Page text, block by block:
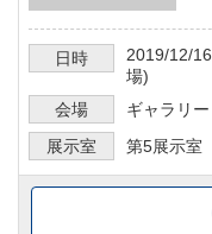
日時 2019/12/16
場)
会場
ギャラリー
展示室
第5展示室